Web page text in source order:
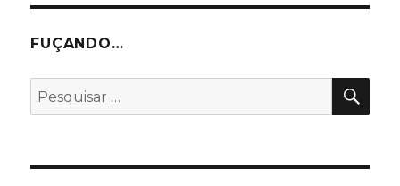
FUÇANDO…
Pesquisar
por: